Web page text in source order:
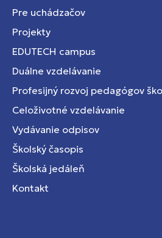
Pre uchádzačov
Projekty
EDUTECH campus
Duálne vzdelávanie
Profesijný rozvoj pedagógov
Celoživotné vzdelávanie
Vydávanie odpisov
Školský časopis
Školská jedáleň
Kontakt